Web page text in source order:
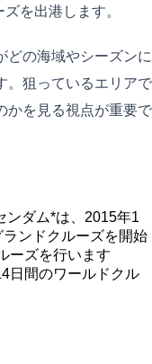
を出港します。
どの海域やシーズンに
。狙っているエリアで
かを見る視点が重要で
ンダム*は、2015年1
ンドクルーズを開始
ーズを行います
日間のワールドクル